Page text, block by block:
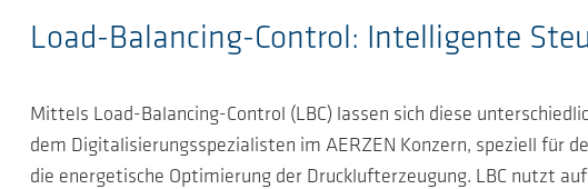
Load-Balancing-Control: Intelligente
Mittels Load-Balancing-Control (LBC) lassen sich diese
dem Digitalisierungsspezialisten im AERZEN Konzern, speziell
die energetische Optimierung der Drucklufterzeugung. LBC nutzt